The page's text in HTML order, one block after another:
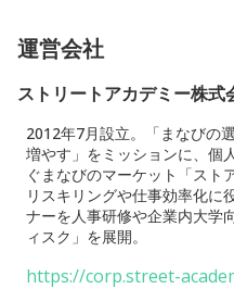
運営会社
ストリートアカデミー株式
2012年7月設立。「まなびの
増やす」をミッションに、個
ぐまなびのマーケット「スト
リスキリングや仕事効率化に
ナーを人事研修や企業内大学
ィスク」を展開。
https://corp.street-